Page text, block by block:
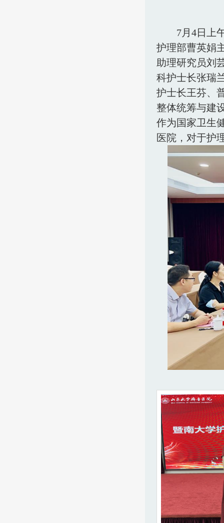
7月4日上
护理部曹英娟
助理研究员刘
科护士长张瑞
护士长王芬、
整体统筹与建
作为国家卫生
医院，对于护